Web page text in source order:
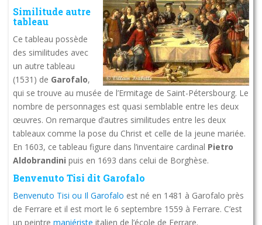
Similitude autre
tableau
Ce tableau possède
des similitudes avec
un autre tableau
(1531) de Garofalo,
qui se trouve au musée de l’Ermitage de Saint-Pétersbourg. Le
nombre de personnages est quasi semblable entre les deux
œuvres. On remarque d’autres similitudes entre les deux
tableaux comme la pose du Christ et celle de la jeune mariée.
En 1603, ce tableau figure dans l’inventaire cardinal Pietro
Aldobrandini puis en 1693 dans celui de Borghèse.
Benvenuto Tisi dit Garofalo
Benvenuto Tisi ou Il Garofalo est né en 1481 à Garofalo près
de Ferrare et il est mort le 6 septembre 1559 à Ferrare. C’est
un peintre maniériste italien de l’école de Ferrare.